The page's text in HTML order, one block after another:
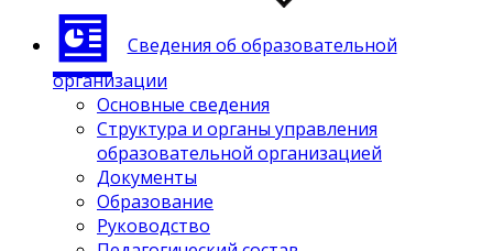
Сведения об образовательной
организации
Основные сведения
Структура и органы управления
образовательной организацией
Документы
Образование
Руководство